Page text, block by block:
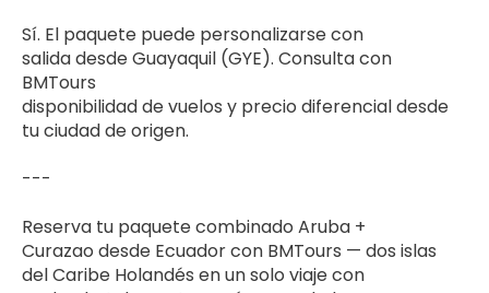
Sí. El paquete puede personalizarse con
salida desde Guayaquil (GYE). Consulta con
BMTours
disponibilidad de vuelos y precio diferencial desde
tu ciudad de origen.
---
Reserva tu paquete combinado Aruba +
Curazao desde Ecuador con BMTours — dos islas
del Caribe Holandés en un solo viaje con